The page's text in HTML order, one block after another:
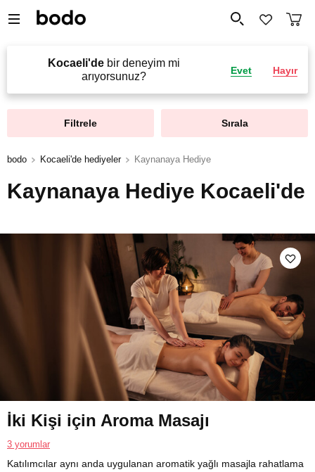
Kocaeli'debir deneyim mi
arıyorsunuz?
Evet Hayır
Filtrele Sırala
bodo Kocaeli'de hediyeler Kaynanaya Hediye
Kaynanaya Hediye Kocaeli'de
İki Kişi için Aroma Masajı
3 yorumlar
Katılımcılar aynı anda uygulanan aromatik yağlı masajla rahatlama